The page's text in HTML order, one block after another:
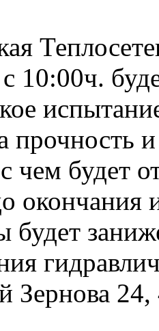
10:00ч.
прочность
чем будет
окончания
будет
Зернова